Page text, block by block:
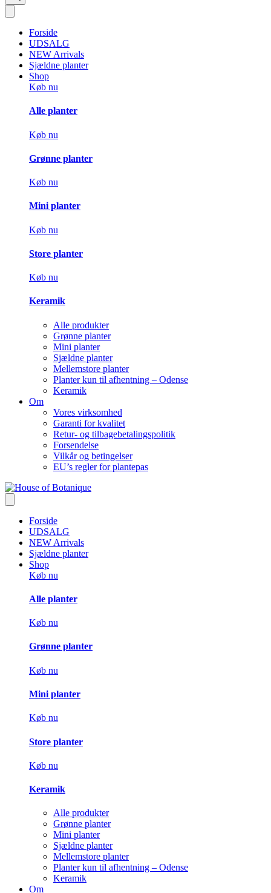
Forside
UDSALG
NEW Arrivals
Sjældne planter
Shop
Køb nu
Alle planter
Køb nu
Grønne planter
Køb nu
Mini planter
Køb nu
Store planter
Køb nu
Keramik
Alle produkter
Grønne planter
Mini planter
Sjældne planter
Mellemstore planter
Planter kun til afhentning – Odense
Keramik
Om
Vores virksomhed
Garanti for kvalitet
Retur- og tilbagebetalingspolitik
Forsendelse
Vilkår og betingelser
EU’s regler for plantepas
Forside
UDSALG
NEW Arrivals
Sjældne planter
Shop
Køb nu
Alle planter
Køb nu
Grønne planter
Køb nu
Mini planter
Køb nu
Store planter
Køb nu
Keramik
Alle produkter
Grønne planter
Mini planter
Sjældne planter
Mellemstore planter
Planter kun til afhentning – Odense
Keramik
Om